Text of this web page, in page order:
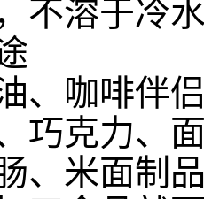
不溶于冷
、咖啡伴
巧克力、
、米面制